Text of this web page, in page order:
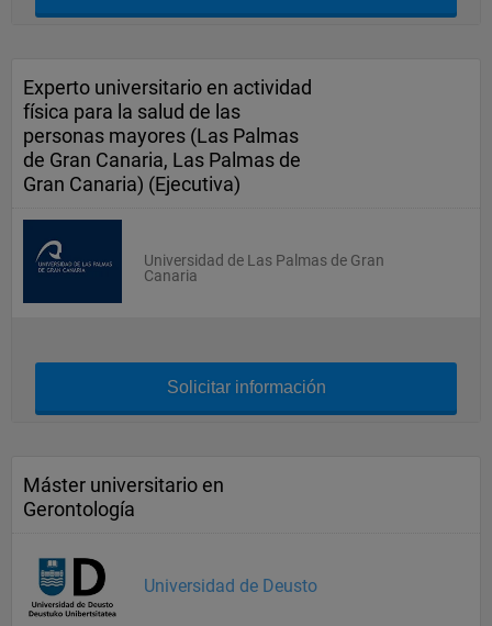
Experto universitario en actividad
física para la salud de las
personas mayores (Las Palmas
de Gran Canaria, Las Palmas de
Gran Canaria) (Ejecutiva)
Universidad de Las Palmas de Gran
Canaria
Solicitar información
Máster universitario en
Gerontología
Universidad de Deusto